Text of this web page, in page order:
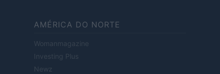
AMÉRICA DO NORTE
Womanmagazine
Investing Plus
Newz